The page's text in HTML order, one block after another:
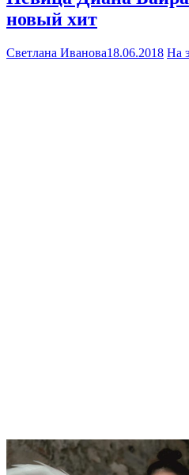
новый хит
Светлана Иванова18.06.2018 На